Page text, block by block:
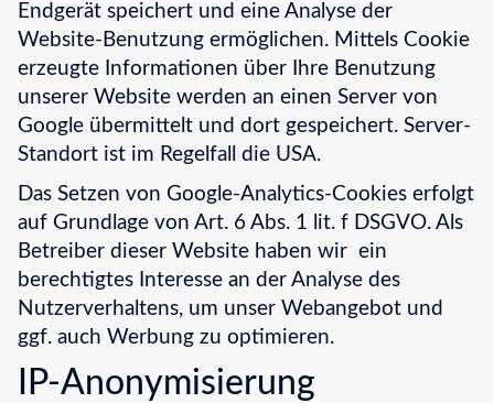
Endgerät speichert und eine Analyse der
Website-Benutzung ermöglichen. Mittels Cookie
erzeugte Informationen über Ihre Benutzung
unserer Website werden an einen Server von
Google übermittelt und dort gespeichert. Server-
Standort ist im Regelfall die USA.
Das Setzen von Google-Analytics-Cookies erfolgt
auf Grundlage von Art. 6 Abs. 1 lit. f DSGVO. Als
Betreiber dieser Website haben wir ein
berechtigtes Interesse an der Analyse des
Nutzerverhaltens, um unser Webangebot und
ggf. auch Werbung zu optimieren.
IP-Anonymisierung